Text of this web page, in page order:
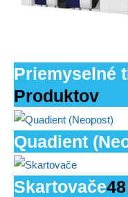
Priemyselné
Produktov
Quadient
Skartovače